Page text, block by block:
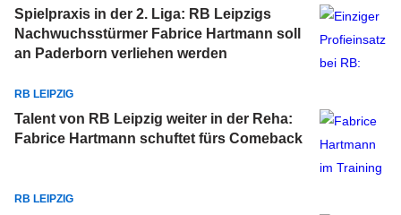
Spielpraxis in der 2. Liga: RB Leipzigs
Nachwuchsstürmer Fabrice Hartmann soll
an Paderborn verliehen werden
RB LEIPZIG
Talent von RB Leipzig weiter in der Reha:
Fabrice Hartmann schuftet fürs Comeback
RB LEIPZIG